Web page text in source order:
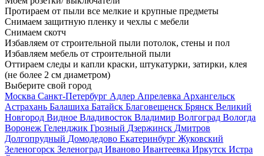
Протираем от пыли все мелкие и крупные предметы
Снимаем защитную пленку и чехлы с мебели
Снимаем скотч
Избавляем от строительной пыли потолок, стены и пол
Избавляем мебель от строительной пыли
Оттираем следы и капли краски, штукатурки, затирки, клея
(не более 2 см диаметром)
Выберите свой город
Москва Санкт-Петербург Адлер Апрелевка Архангельск
Астрахань Балашиха Батайск Благовещенск Брянск Великий
Новгород Видное Владивосток Владимир Волгоград Вологда
Воронеж Геленджик Грозный Дзержинск Дмитров
Долгопрудный Домодедово Екатеринбург Жуковский
Зеленогорск Зеленоград Иваново Ивантеевка Иркутск Истра